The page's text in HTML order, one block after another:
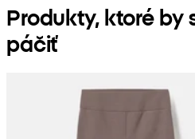
Produkty, ktoré by
páčiť